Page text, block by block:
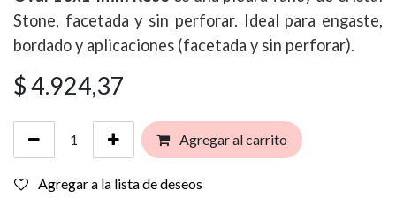
Stone, facetada y sin perforar. Ideal para engaste,
bordado y aplicaciones (facetada y sin perforar).
$4.924,37
Agregar al carrito
Agregar a la lista de deseos